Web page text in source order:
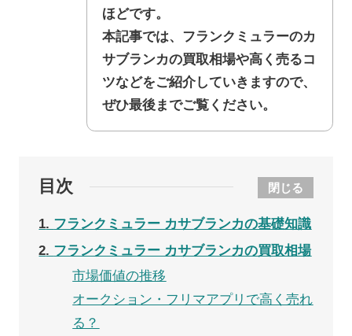
ほどです。
本記事では、フランクミュラーのカ
サブランカの買取相場や高く売るコ
ツなどをご紹介していきますので、
ぜひ最後までご覧ください。
目次 閉じる
1 フランクミュラー カサブランカの基礎知識
2 フランクミュラー カサブランカの買取相場
市場価値の推移
オークション・フリマアプリで高く売れ
る？